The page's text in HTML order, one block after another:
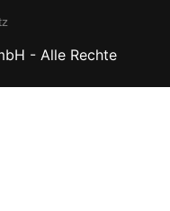
- Alle Rechte